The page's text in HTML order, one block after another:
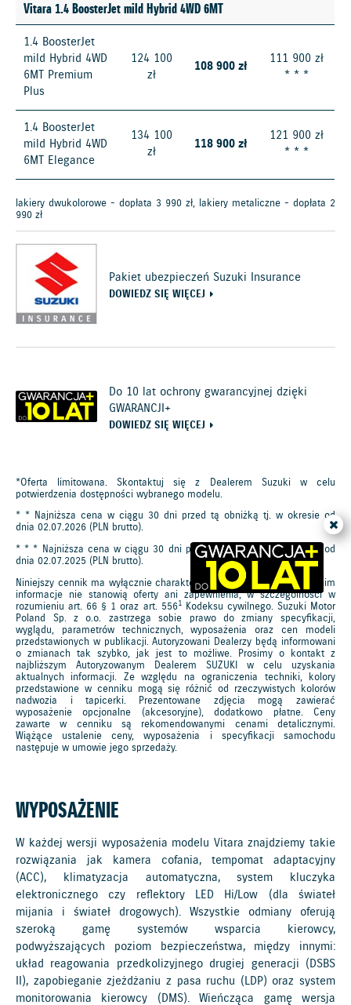
Vitara 1.4 BoosterJet mild Hybrid 4WD 6MT
1.4 BoosterJet
mild Hybrid 4WD
6MT Premium
Plus
124 100
zł
108 900 zł
111 900 zł
* * *
1.4 BoosterJet
mild Hybrid 4WD
6MT Elegance
134 100
zł
118 900 zł
121 900 zł
* * *
lakiery dwukolorowe - dopłata 3 990 zł, lakiery metaliczne - dopłata 2
990 zł
Pakiet ubezpieczeń Suzuki Insurance
DOWIEDZ SIĘ WIĘCEJ
Do 10 lat ochrony gwarancyjnej dzięki
GWARANCJI+
DOWIEDZ SIĘ WIĘCEJ
*Oferta limitowana. Skontaktuj się z Dealerem Suzuki w celu
potwierdzenia dostępności wybranego modelu.
* * Najniższa cena w ciągu 30 dni przed tą obniżką tj. w okresie od
dnia 02.07.2026 (PLN brutto).
* * * Najniższa cena w ciągu 30 dni przed tą obniżką tj. w okresie od
dnia 02.07.2025 (PLN brutto).
Niniejszy cennik ma wyłącznie charakter informacyjny, a podane w nim
informacje nie stanowią oferty ani zapewnienia, w szczególności w
rozumieniu art. 66 § 1 oraz art. 5561Kodeksu cywilnego. Suzuki Motor
Poland Sp. z o.o. zastrzega sobie prawo do zmiany specyfikacji,
wyglądu, parametrów technicznych, wyposażenia oraz cen modeli
przedstawionych w publikacji. Autoryzowani Dealerzy będą informowani
o zmianach tak szybko, jak jest to możliwe. Prosimy o kontakt z
najbliższym Autoryzowanym Dealerem SUZUKI w celu uzyskania
aktualnych informacji. Ze względu na ograniczenia techniki, kolory
przedstawione w cenniku mogą się różnić od rzeczywistych kolorów
nadwozia i tapicerki. Prezentowane zdjęcia mogą zawierać
wyposażenie opcjonalne (akcesoryjne), dodatkowo płatne. Ceny
zawarte w cenniku są rekomendowanymi cenami detalicznymi.
Wiążące ustalenie ceny, wyposażenia i specyfikacji samochodu
następuje w umowie jego sprzedaży.
WYPOSAŻENIE
W każdej wersji wyposażenia modelu Vitara znajdziemy takie
rozwiązania jak kamera cofania, tempomat adaptacyjny
(ACC), klimatyzacja automatyczna, system kluczyka
elektronicznego czy reflektory LED Hi/Low (dla świateł
mijania i świateł drogowych). Wszystkie odmiany oferują
szeroką gamę systemów wsparcia kierowcy,
podwyższających poziom bezpieczeństwa, między innymi:
układ reagowania przedkolizyjnego drugiej generacji (DSBS
II), zapobieganie zjeżdżaniu z pasa ruchu (LDP) oraz system
monitorowania kierowcy (DMS). Wieńcząca gamę wersja